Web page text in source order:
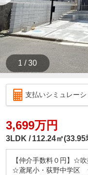
1 / 30
支払いシミュレーシ
3,699万円
3LDK 112.24㎡(33.95
【仲介手数料０円】☆
☆鳶尾小・荻野中学区